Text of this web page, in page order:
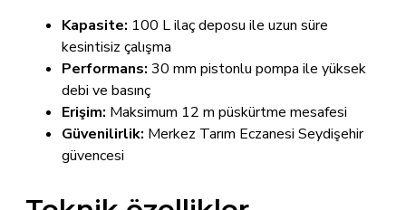
Kapasite: 100 L ilaç deposu ile uzun süre
kesintisiz çalışma
Performans: 30 mm pistonlu pompa ile yüksek
debi ve basınç
Erişim: Maksimum 12 m püskürtme mesafesi
Güvenilirlik: Merkez Tarım Eczanesi Seydişehir
güvencesi